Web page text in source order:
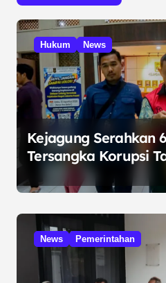
Hukum News
Kejagung Serahkan 6
Tersangka Korupsi
Kelola Minyak ke
Umum
News Pemerintahan